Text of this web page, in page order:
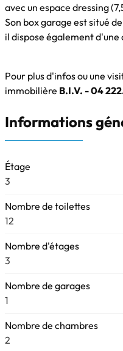
avec un espace dressing
Son box garage est situé
il dispose également d'une
Pour plus d'infos ou une
immobilière B.I.V. - 04
Informations
Étage
3
Nombre de toilettes
12
Nombre d'étages
3
Nombre de garages
1
Nombre de chambres
2